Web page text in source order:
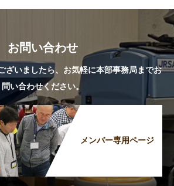
お問い合わせ
ざいましたら、お気軽に本部事務局までお
問い合わせください。
メンバー専用ページ